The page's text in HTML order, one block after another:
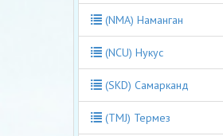
(NMA) Наманган
(NCU) Нукус
(SKD) Самарканд
(TMJ) Термез